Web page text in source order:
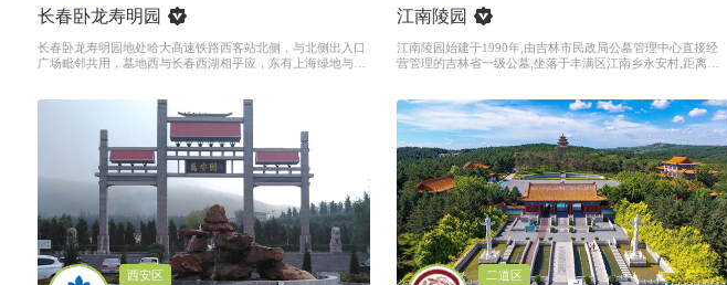
长春卧龙寿明园
长春卧龙寿明园地处哈大高速铁路西客站北侧，与北侧出入口
广场毗邻共用，墓地西与长春西湖相乎应，东有上海绿地与同
及候车人休闲的好去处。
江南陵园
江南陵园始建于1990年,由吉林市民政局公墓管理中心直接经
营管理的吉林省一级公墓,坐落于丰满区江南乡永安村,距离市
墓群故址,该地自古就被奉为安葬先人的福泽之地
西安区 二道区